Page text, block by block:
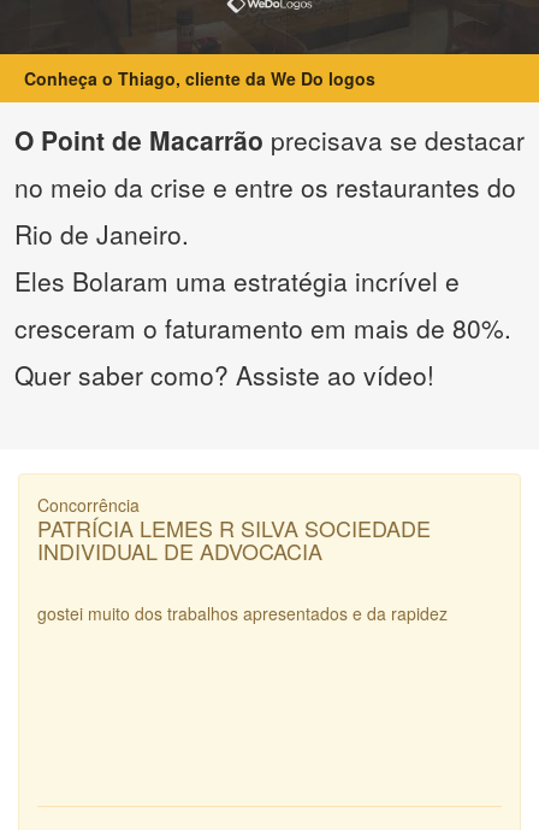
Conheça o Thiago, cliente da We Do logos
O Point de Macarrão precisava se destacar
no meio da crise e entre os restaurantes do
Rio de Janeiro.
Eles Bolaram uma estratégia incrível e
cresceram o faturamento em mais de 80%.
Quer saber como? Assiste ao vídeo!
Concorrência
PATRÍCIA LEMES R SILVA SOCIEDADE
INDIVIDUAL DE ADVOCACIA
gostei muito dos trabalhos apresentados e da rapidez